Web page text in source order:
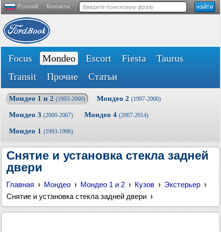
Русский Контакты
Focus Mondeo Escort Fiesta
Taurus
Transit
Прочие Статьи
Мондео 1 и 2 (1993-2000) Мондео 2 (1997-2000)
Мондео 3 (2000-2007) Мондео 4 (2007-2014)
Мондео 1 (1993-1996)
Снятие и установка стекла задней
двери
Главная Мондео Мондео 1 и 2 Кузов
Экстерьер
Снятие и установка стекла задней двери